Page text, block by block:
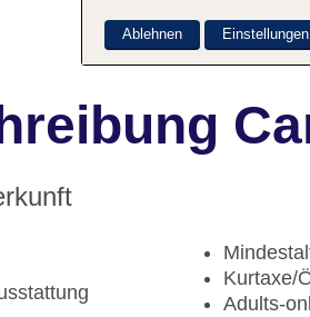
Kurtaxe/
Adults-
Ablehnen Einstellungen